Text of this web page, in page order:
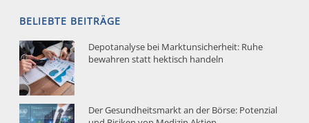
BELIEBTE BEITRÄGE
Depotanalyse bei Marktunsicherheit: Ruhe
bewahren statt hektisch handeln
Der Gesundheitsmarkt an der Börse: Potenzial